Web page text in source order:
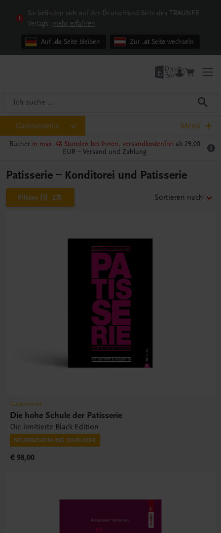
Sie befinden sich auf der Deutschland-Seite des TRAUNER
Verlags. mehr erfahren
Auf .de Seite bleiben Zur .at Seite wechseln
Gastronomie Menü
Bücher in max. 48 Stunden bei Ihnen, versandkostenfrei ab 29,00
EUR – Versand und Zahlung
Patisserie – Konditorei und Patisserie
Filtern (1) Sortieren nach
Gastronomie
Die hohe Schule der Patisserie
Die limitierte Black Edition
NEUERSCHEINUNG (18.09.2026)
€ 98,00